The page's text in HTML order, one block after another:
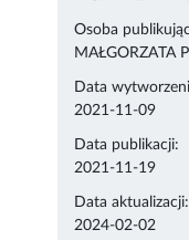
Osoba
MAŁGORZATA
Data
2021-11-09
Data publikacji:
2021-11-19
Data aktualizacji:
2024-02-02